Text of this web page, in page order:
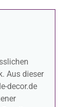
Aus dieser
decor.de